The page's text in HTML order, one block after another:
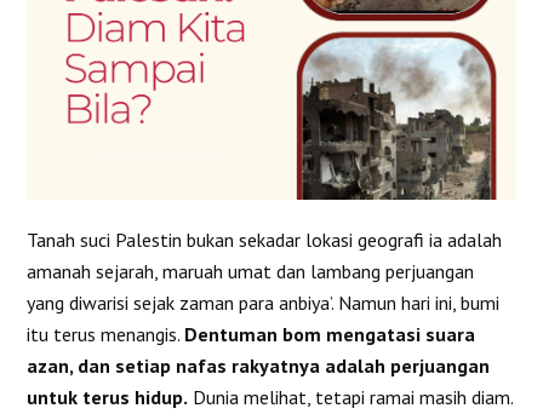
Tanah suci Palestin bukan sekadar lokasi geografi ia adalah
amanah sejarah, maruah umat dan lambang perjuangan
yang diwarisi sejak zaman para anbiya’. Namun hari ini, bumi
itu terus menangis. Dentuman bom mengatasi suara
azan, dan setiap nafas rakyatnya adalah perjuangan
untuk terus hidup. Dunia melihat, tetapi ramai masih diam.